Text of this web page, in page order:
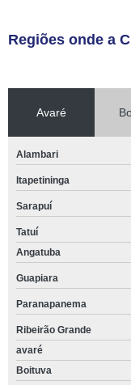
Regiões onde a
Avaré
Alambari
Itapetininga
Sarapuí
Tatuí
Angatuba
Guapiara
Paranapanema
Ribeirão Grande
avaré
Boituva